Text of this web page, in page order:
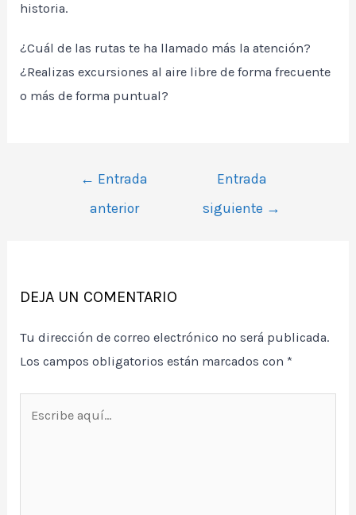
historia.
¿Cuál de las rutas te ha llamado más la atención?
¿Realizas excursiones al aire libre de forma frecuente
o más de forma puntual?
Navegación
← Entrada
anterior
Entrada
siguiente →
DEJA UN COMENTARIO
Tu dirección de correo electrónico no será publicada.
Los campos obligatorios están marcados con *